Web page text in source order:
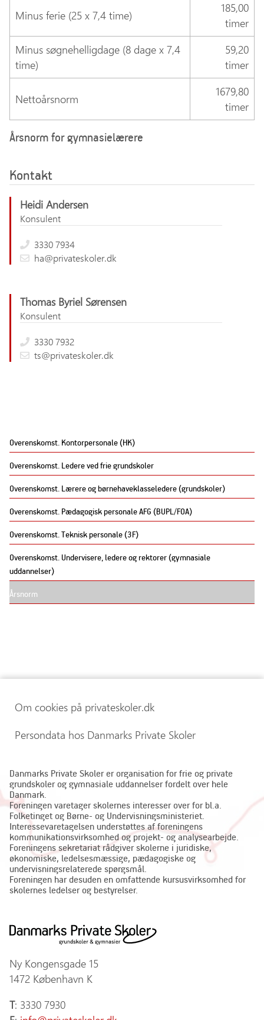
Minus ferie (25 x 7,4 time)
185,00
timer
Minus søgnehelligdage (8 dage x 7,4
time)
59,20
timer
Nettoårsnorm
1679,80
timer
Årsnorm for gymnasielærere
Kontakt
Heidi Andersen
Konsulent
3330 7934
ha@privateskoler.dk
Thomas Byriel Sørensen
Konsulent
3330 7932
ts@privateskoler.dk
Overenskomst. Kontorpersonale (HK)
Overenskomst. Ledere ved frie grundskoler
Overenskomst. Lærere og børnehaveklasseledere (grundskoler)
Overenskomst. Pædagogisk personale AFG (BUPL/FOA)
Overenskomst. Teknisk personale (3F)
Overenskomst. Undervisere, ledere og rektorer (gymnasiale
uddannelser)
Årsnorm
Om cookies på privateskoler.dk
Persondata hos Danmarks Private Skoler
Danmarks Private Skoler er organisation for frie og private
grundskoler og gymnasiale uddannelser fordelt over hele
Danmark.
Foreningen varetager skolernes interesser over for bl.a.
Folketinget og Børne- og Undervisningsministeriet.
Interessevaretagelsen understøttes af foreningens
kommunikationsvirksomhed og projekt- og analysearbejde.
Foreningens sekretariat rådgiver skolerne i juridiske,
økonomiske, ledelsesmæssige, pædagogiske og
undervisningsrelaterede spørgsmål.
Foreningen har desuden en omfattende kursusvirksomhed for
skolernes ledelser og bestyrelser.
Ny Kongensgade 15
1472 København K
T: 3330 7930